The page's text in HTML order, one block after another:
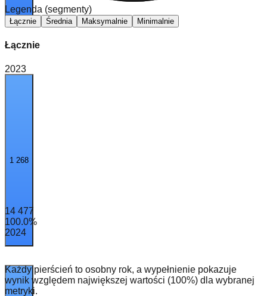
1 268
Legenda (segmenty)
Łącznie Średnia Maksymalnie Minimalnie
Łącznie
2023
14 477
100.0%
2024
Każdy pierścień to osobny rok, a wypełnienie pokazuje
wynik względem największej wartości (100%) dla wybranej
metryki.